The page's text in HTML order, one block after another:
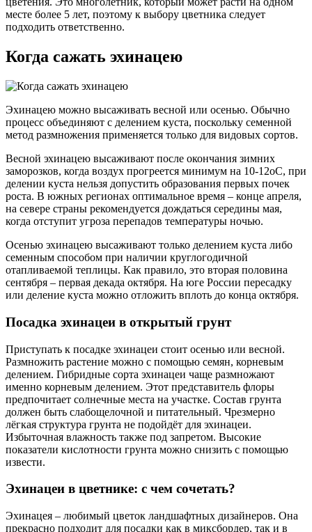
месте более 5 лет, поэтому к выбору цветника следует
подходить ответственно.
Когда сажать эхинацею
Эхинацею можно высаживать весной или осенью. Обычно
процесс объединяют с делением куста, поскольку семенной
метод размножения применяется только для видовых сортов.
Весной эхинацею высаживают после окончания зимних
заморозков, когда воздух прогреется минимум на 10-12оС, при
делении куста нельзя допустить образования первых почек
роста. В южных регионах оптимальное время – конце апреля,
на севере страны рекомендуется дождаться середины мая,
когда отступит угроза перепадов температуры ночью.
Осенью эхинацею высаживают только делением куста либо
семенным способом при наличии круглогодичной
отапливаемой теплицы. Как правило, это вторая половина
сентября – первая декада октября. На юге России пересадку
или деление куста можно отложить вплоть до конца октября.
Посадка эхинацеи в открытый грунт
Приступать к посадке эхинацеи стоит осенью или весной.
Размножить растение можно с помощью семян, корневым
делением. Гибридные сорта эхинацеи чаще размножают
именно корневым делением. Этот представитель флоры
предпочитает солнечные места на участке. Состав грунта
должен быть слабощелочной и питательный. Чрезмерно
лёгкая структура грунта не подойдёт для эхинацеи.
Избыточная влажность также под запретом. Высокие
показатели кислотности грунта можно снизить с помощью
извести.
Эхинацеи в цветнике: с чем сочетать?
Эхинацея – любимый цветок ландшафтных дизайнеров. Она
прекрасно подходит для посадки как в миксбордер, так и в